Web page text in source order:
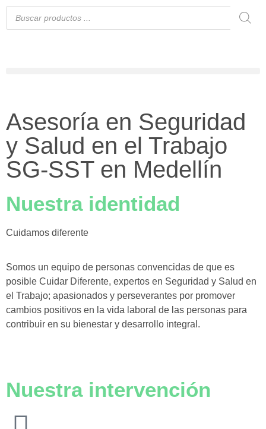
Asesoría en Seguridad
y Salud en el Trabajo
SG-SST en Medellín
Nuestra identidad
Cuidamos diferente
Somos un equipo de personas convencidas de que es
posible Cuidar Diferente, expertos en Seguridad y Salud en
el Trabajo; apasionados y perseverantes por promover
cambios positivos en la vida laboral de las personas para
contribuir en su bienestar y desarrollo integral.
Nuestra intervención